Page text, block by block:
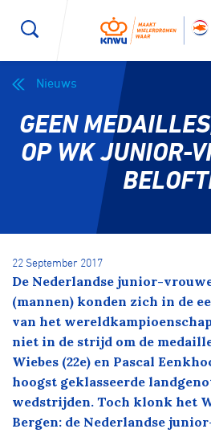
Kenniscentrum
Shop
Producten en diensten
Contact
Over ons
Lid worden
Nieuws
GEEN
OP WK JUNIOR-
22 September 2017
De Nederlandse junior-
(mannen) konden zich in de
van het
niet in de strijd om de
Wiebes (22e) en Pascal
hoogst geklasseerde
wedstrijden. Toch klonk het
Bergen: de Nederlandse
Wegwielrennen
Kunstwielrijden
BMX freestyle
Veldrijden
Pumptrack